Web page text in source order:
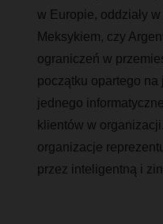
w Europie, oddziały
Meksykiem, czy
ograniczeń w
początku opartego
jednego
klientów w
organizacje
przez inteligentną i